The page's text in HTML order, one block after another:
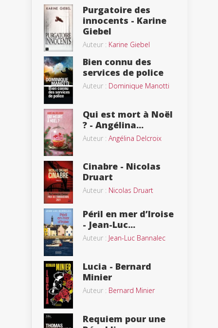
Purgatoire des
innocents - Karine
Giebel
Auteur : Karine Giebel
Bien connu des
services de police
Auteur : Dominique Manotti
Qui est mort à Noël
? - Angélina...
Auteur : Angélina Delcroix
Cinabre - Nicolas
Druart
Auteur : Nicolas Druart
Péril en mer d’Iroise
- Jean-Luc...
Auteur : Jean-Luc Bannalec
Lucia - Bernard
Minier
Auteur : Bernard Minier
Requiem pour une